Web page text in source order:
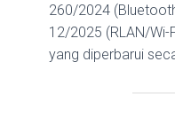
260/2024
12/2025 (RLAN/Wi-
yang diperbarui